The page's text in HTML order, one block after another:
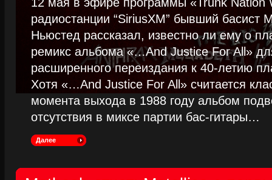
радиостанции “SiriusXM” бывший басист
Ньюстед рассказал, известно ли ему о
ремикс альбома «…And Justice For All»
расширенного переиздания к 40-летию
Хотя «…And Justice For All» считается
момента выхода в 1988 году альбом
отсутствия в миксе партии бас-гитары…
Далее